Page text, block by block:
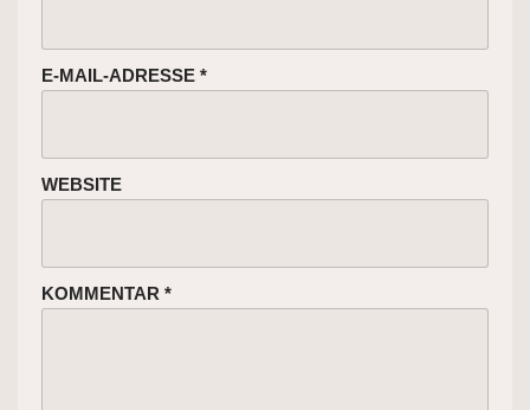
E-MAIL-ADRESSE *
WEBSITE
KOMMENTAR *